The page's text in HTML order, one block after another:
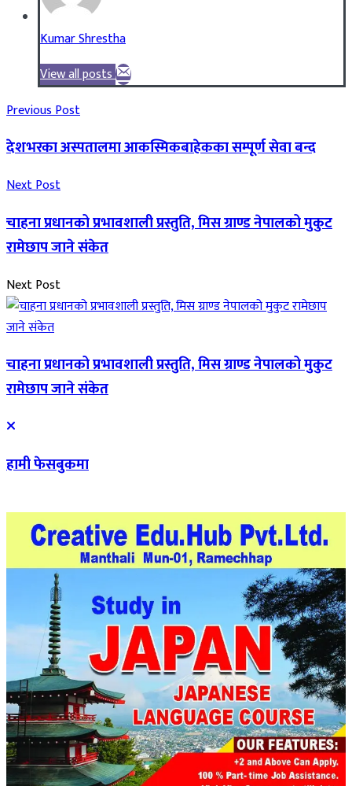
Kumar Shrestha
View all posts
Previous Post
देशभरका अस्पतालमा आकस्मिकबाहेकका सम्पूर्ण सेवा बन्द
Next Post
चाहना प्रधानको प्रभावशाली प्रस्तुति, मिस ग्राण्ड नेपालको मुकुट
रामेछाप जाने संकेत
Next Post
चाहना प्रधानको प्रभावशाली प्रस्तुति, मिस ग्राण्ड नेपालको मुकुट
रामेछाप जाने संकेत
हामी फेसबुकमा